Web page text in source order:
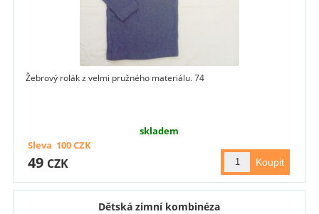
Žebrový rolák z velmi pružného materiálu. 74
skladem
49 CZK
Sleva 100CZK
Dětská zimní kombinéza